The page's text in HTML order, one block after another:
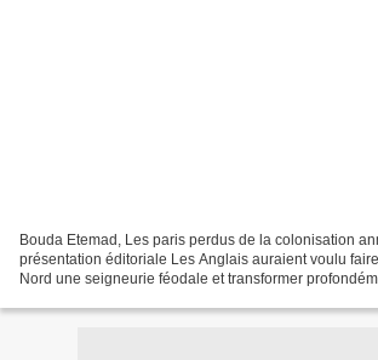
Bouda Etemad, Les paris perdus de la colonisation
présentation éditoriale Les Anglais auraient voulu
Nord une seigneurie féodale et transformer